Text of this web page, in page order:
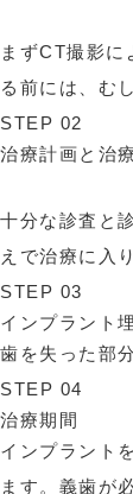
まずCT撮影
る前には、む
STEP 02
治療計画と治
十分な診査と
えで治療に入
STEP 03
インプラント
歯を失った部
STEP 04
治療期間
インプラント
ます。義歯が